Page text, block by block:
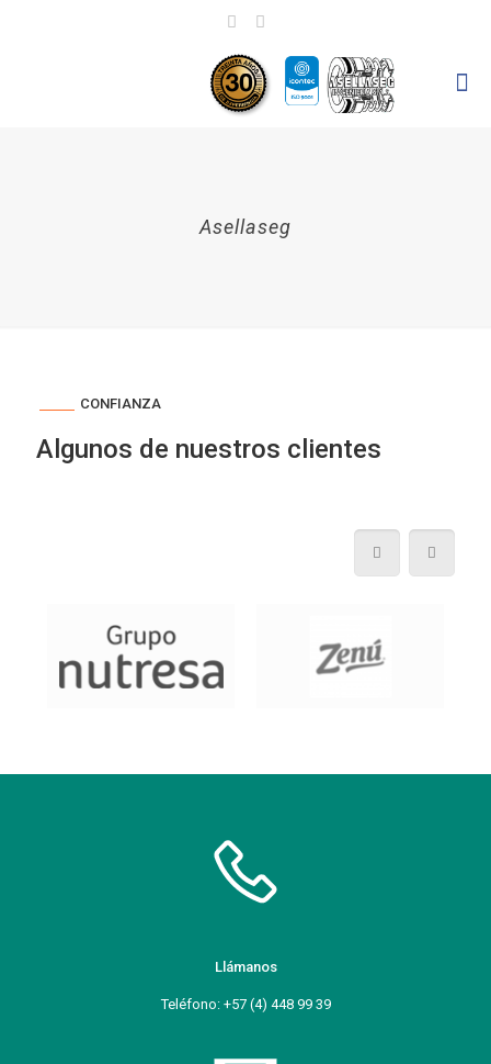
Asellaseg
CONFIANZA
Algunos de nuestros clientes
Llámanos
Teléfono: +57 (4) 448 99 39